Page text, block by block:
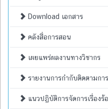
Download เอกสาร
คลังสื่อการสอน
เผยแพร่ผลงานทางวิชากร
รายงานการกำกับติดตามก
แนวปฏิบัติการจัดการเรื่อง